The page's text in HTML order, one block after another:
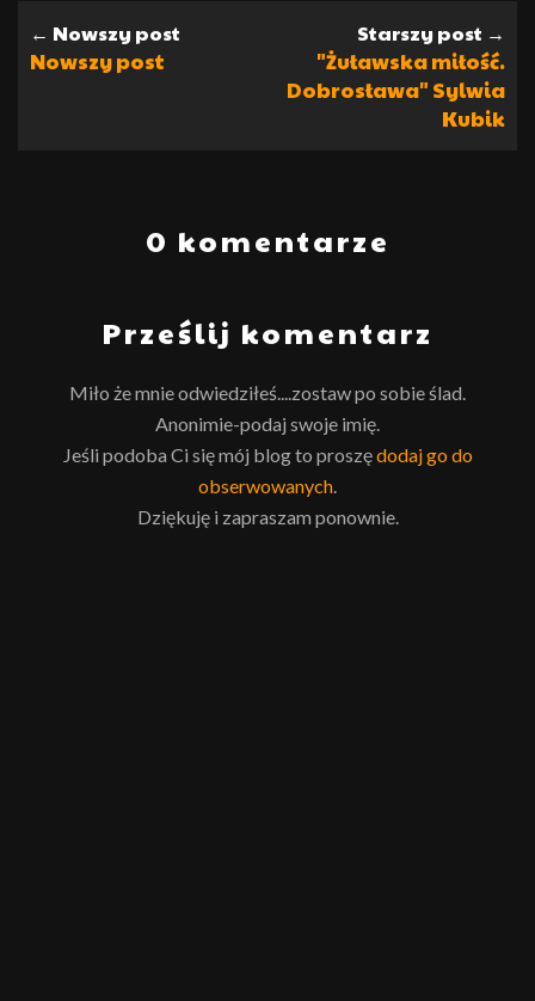
← Nowszy post
Nowszy post
Starszy post →
"Żuławska miłość.
Dobrosława" Sylwia
Kubik
0 komentarze
Prześlij komentarz
Miło że mnie odwiedziłeś....zostaw po sobie ślad.
Anonimie-podaj swoje imię.
Jeśli podoba Ci się mój blog to proszędodaj go do
obserwowanych
Dziękuję i zapraszam ponownie.